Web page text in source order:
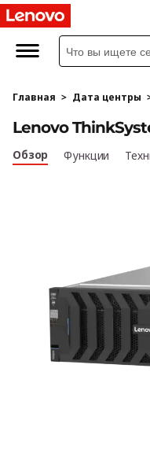
М
щ
н
ы
Главная > Дата центры
Lenovo
Обзор Функции